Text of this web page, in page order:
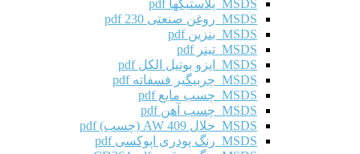
MSDS پلاستیکها pdf
MSDS روغن صنعتی 230 pdf
MSDS بنزین pdf
MSDS تینر pdf
MSDS ایزو بوتیل الکل pdf
MSDS چربیگیر فسفاته pdf
MSDS چسب مایع pdf
MSDS چسب آهن pdf
MSDS حلال AW 409 (چسب) pdf
MSDS رنگ پودری اپوکسی pdf